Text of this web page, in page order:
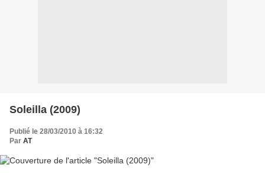
Soleilla (2009)
Publié le 28/03/2010 à 16:32
Par AT